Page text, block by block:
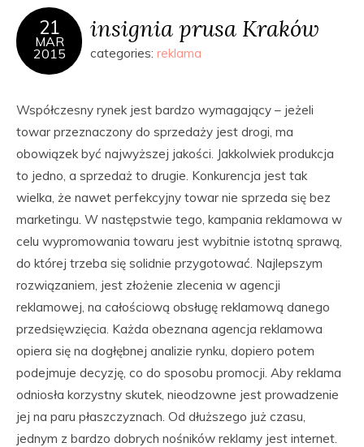
21
MAR
2015
insignia prusa Kraków
categories: reklama
Współczesny rynek jest bardzo wymagający – jeżeli
towar przeznaczony do sprzedaży jest drogi, ma
obowiązek być najwyższej jakości. Jakkolwiek produkcja
to jedno, a sprzedaż to drugie. Konkurencja jest tak
wielka, że nawet perfekcyjny towar nie sprzeda się bez
marketingu. W następstwie tego, kampania reklamowa w
celu wypromowania towaru jest wybitnie istotną sprawą,
do której trzeba się solidnie przygotować. Najlepszym
rozwiązaniem, jest złożenie zlecenia w agencji
reklamowej, na całościową obsługę reklamową danego
przedsięwzięcia. Każda obeznana agencja reklamowa
opiera się na dogłębnej analizie rynku, dopiero potem
podejmuje decyzję, co do sposobu promocji. Aby reklama
odniosła korzystny skutek, nieodzowne jest prowadzenie
jej na paru płaszczyznach. Od dłuższego już czasu,
jednym z bardzo dobrych nośników reklamy jest internet.